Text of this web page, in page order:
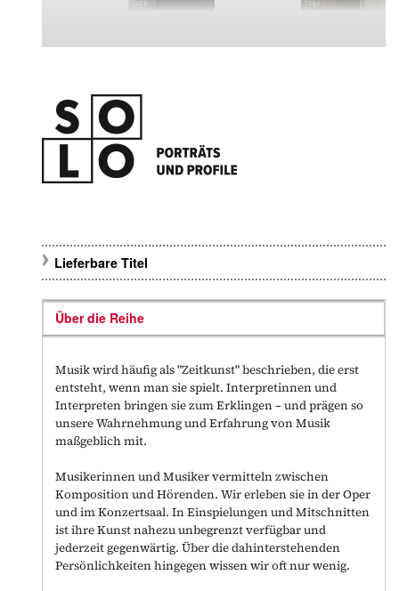
Lieferbare Titel
Über die Reihe
Musik wird häufig als "Zeitkunst" beschrieben, die erst
entsteht, wenn man sie spielt. Interpretinnen und
Interpreten bringen sie zum Erklingen – und prägen so
unsere Wahrnehmung und Erfahrung von Musik
maßgeblich mit.
Musikerinnen und Musiker vermitteln zwischen
Komposition und Hörenden. Wir erleben sie in der Oper
und im Konzertsaal. In Einspielungen und Mitschnitten
ist ihre Kunst nahezu unbegrenzt verfügbar und
jederzeit gegenwärtig. Über die dahinterstehenden
Persönlichkeiten hingegen wissen wir oft nur wenig.